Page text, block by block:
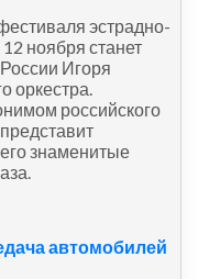
эстрадно-
ноября станет
Игоря
оркестра.
российского
знаменитые
автомобилей